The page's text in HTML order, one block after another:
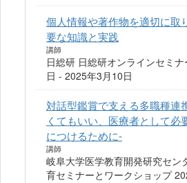
個人情報や著作物を適切に取
要な知識と実践
講師
日総研 日総研オンラインセミ
日 - 2025年3月10日
対話型鑑賞で支える多職種連
くてもいい、医療者として必
につけるために-
講師
岐阜大学医学教育開発研究セン
育セミナーとワークショップ